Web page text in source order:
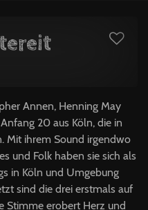
Annen, Henning May
20 aus Köln, die in
Mit ihrem Sound irgendwo
und Folk haben sie sich als
in Köln und Umgebung
sind die drei erstmals auf
Stimme erobert Herz und